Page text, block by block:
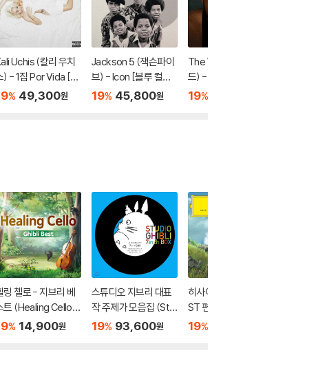
Uchis (칼리 우치
) - 1집 Por Vida [핑
컬러 LP]
% 49,300원
Jackson 5 (잭슨파이
브) - Icon [블루 컬러
LP]
19% 45,800원
The Weeknd (위켄
드) - 6집 Hurry Up T
omorrow [클리어 컬
19%
링 첼로 - 지브리 베
트 (Healing Cello -
Best)
% 14,900원
스튜디오 지브리 대표
작 주제가 모음집 (Stu
dio Ghibli 7inch Box)
19% 93,600원
히사이시 조: 지브리 O
ST 편곡집 (Hisaishi J
oe: Symphonic Cele
19%